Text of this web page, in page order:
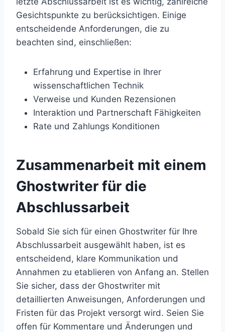
Gesichtspunkte zu berücksichtigen. Einige
entscheidende Anforderungen, die zu
beachten sind, einschließen:
Erfahrung und Expertise in Ihrer
wissenschaftlichen Technik
Verweise und Kunden Rezensionen
Interaktion und Partnerschaft Fähigkeiten
Rate und Zahlungs Konditionen
Zusammenarbeit mit einem
Ghostwriter für die
Abschlussarbeit
Sobald Sie sich für einen Ghostwriter für Ihre
Abschlussarbeit ausgewählt haben, ist es
entscheidend, klare Kommunikation und
Annahmen zu etablieren von Anfang an. Stellen
Sie sicher, dass der Ghostwriter mit
detaillierten Anweisungen, Anforderungen und
Fristen für das Projekt versorgt wird. Seien Sie
offen für Kommentare und Änderungen und